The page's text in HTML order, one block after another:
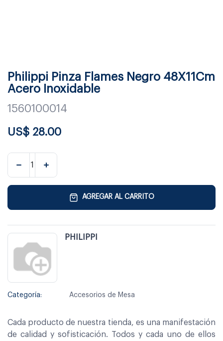
Philippi Pinza Flames Negro 48X11Cm
Acero Inoxidable
1560100014
US$ 28.00
AGREGAR AL CARRITO
PHILIPPI
Categoría: Accesorios de Mesa
Cada producto de nuestra tienda, es una manifestación
de calidad y sofisticación. Todos y cada uno de ellos